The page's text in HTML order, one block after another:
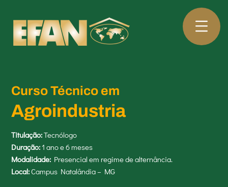
Curso Técnico em
Agroindustria
Titulação:Tecnólogo
Duração:1 ano e 6 meses
Modalidade: Presencial em regime de alternância.
Local:Campus Natalândia – MG